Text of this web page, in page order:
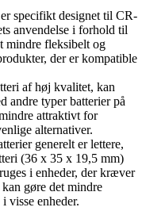
specifikt designet til CR-
anvendelse i forhold til
mindre fleksibelt og
der er kompatible
af høj kvalitet, kan
andre typer batterier på
attraktivt for
alternativer.
generelt er lettere,
(36 x 35 x 19,5 mm)
i enheder, der kræver
gøre det mindre
visse enheder.